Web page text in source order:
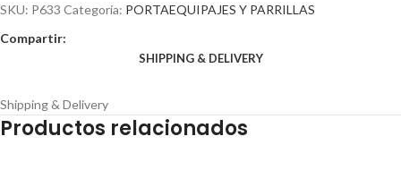
SKU: P633 Categoría: PORTAEQUIPAJES Y PARRILLAS
Compartir:
SHIPPING & DELIVERY
Shipping & Delivery
Productos relacionados